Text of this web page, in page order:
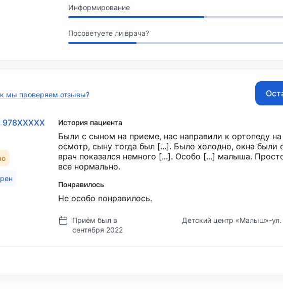
Информирование
Посоветуете ли врача?
мы проверяем отзывы?
История пациента
Были с сыном на приеме, нас направили к ортопеду
осмотр, сыну тогда был [...]. Было холодно, окна были
врач показался немного [...]. Особо [...] малыша.
все нормально.
Понравилось
Не особо понравилось.
Приём был в
сентября 2022
Детский центр «Малыш»-ул.